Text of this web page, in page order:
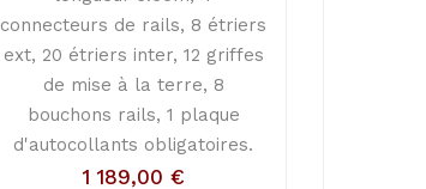
connecteurs de rails, 8 étriers
ext, 20 étriers inter, 12 griffes
de mise à la terre, 8
bouchons rails, 1 plaque
d'autocollants obligatoires.
1 189,00 €